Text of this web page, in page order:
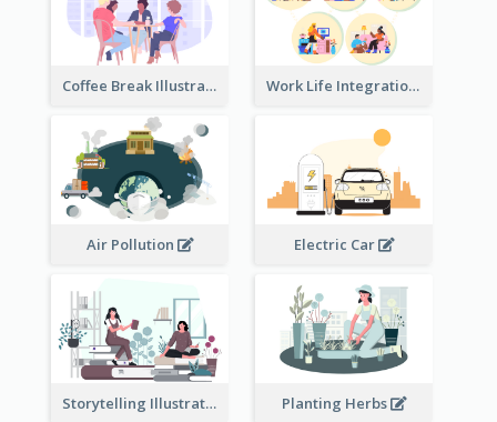
Coffee Break Illustration Work Life Integration
Air Pollution Electric Car
Storytelling Illustration Planting Herbs